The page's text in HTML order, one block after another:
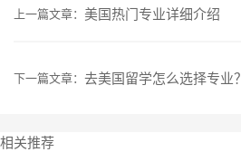
上一篇文章： 美国热门专业详细介绍
下一篇文章： 去美国留学怎么选择专业？
相关推荐